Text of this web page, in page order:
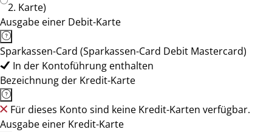
2. Karte)
Ausgabe einer Debit-Karte
Sparkassen-Card (Sparkassen-Card Debit Mastercard)
In der Kontoführung enthalten
Bezeichnung der Kredit-Karte
Für dieses Konto sind keine Kredit-Karten verfügbar.
Ausgabe einer Kredit-Karte